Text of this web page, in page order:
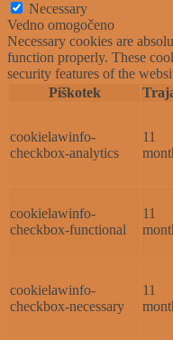
Necessary
Vedno omogočeno
Necessary cookies are
function properly. These
security features of the
Piškotek
cookielawinfo-
checkbox-analytics
11
cookielawinfo-
checkbox-functional
11
cookielawinfo-
checkbox-necessary
11